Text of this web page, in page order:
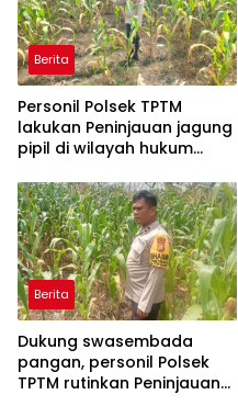
Berita
Personil Polsek TPTM
lakukan Peninjauan jagung
pipil di wilayah hukum
Berita
Dukung swasembada
pangan, personil Polsek
TPTM rutinkan Peninjauan